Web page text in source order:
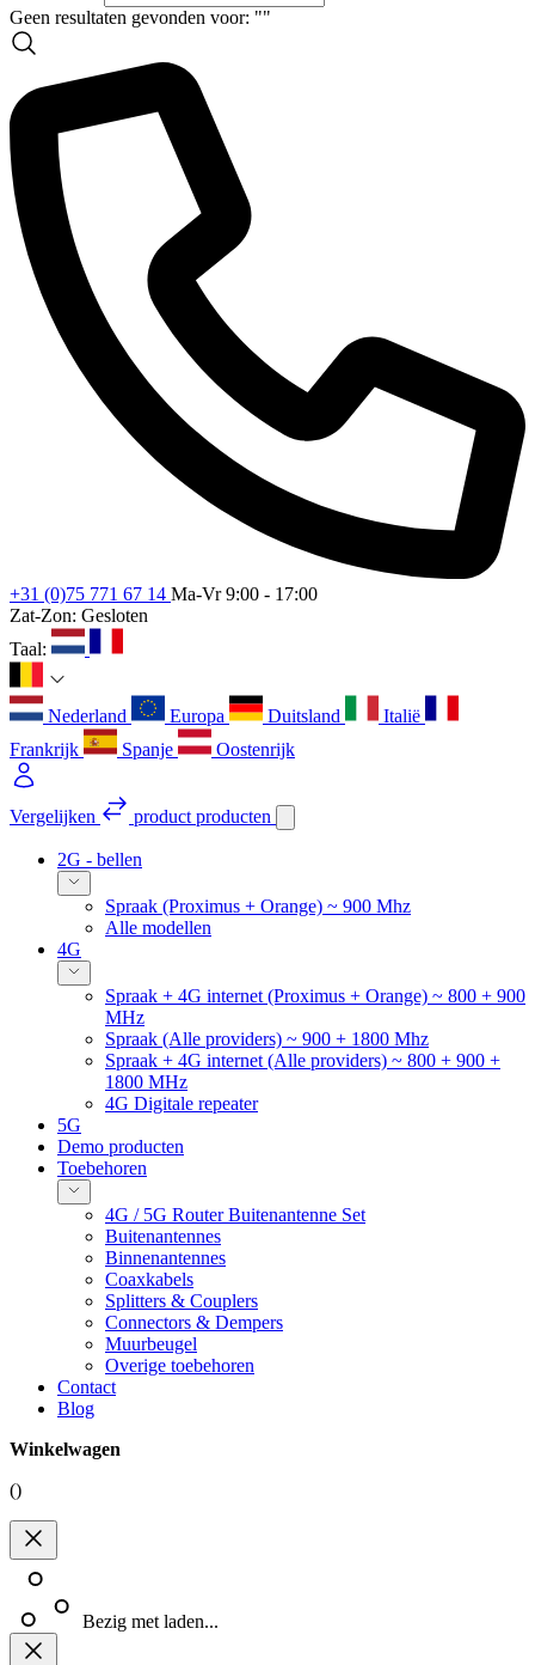
Geen resultaten gevonden voor: ""
+31 (0)75 771 67 14 Ma-Vr 9:00 - 17:00
Zat-Zon: Gesloten
Taal:
Nederland Europa Duitsland
Italië
Frankrijk
Spanje Oostenrijk
Vergelijken product producten
2G - bellen
Spraak (Proximus + Orange) ~ 900 Mhz
Alle modellen
4G
Spraak + 4G internet (Proximus + Orange) ~ 800 + 900
MHz
Spraak (Alle providers) ~ 900 + 1800 Mhz
Spraak + 4G internet (Alle providers) ~ 800 + 900 +
1800 MHz
4G Digitale repeater
5G
Demo producten
Toebehoren
4G / 5G Router Buitenantenne Set
Buitenantennes
Binnenantennes
Coaxkabels
Splitters & Couplers
Connectors & Dempers
Muurbeugel
Overige toebehoren
Contact
Blog
Winkelwagen
()
Bezig met laden...